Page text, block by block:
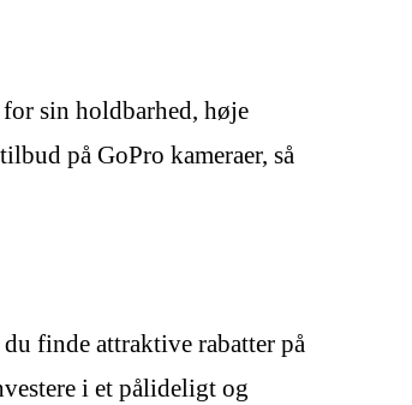
sin holdbarhed, høje
på GoPro kameraer, så
finde attraktive rabatter på
i et pålideligt og